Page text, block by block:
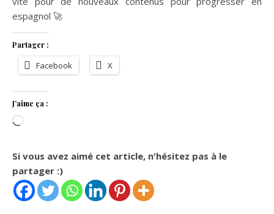
espagnol 🚀
Partager :
Facebook X
J’aime ça :
Chargement…
Si vous avez aimé cet article, n'hésitez pas à le
partager :)